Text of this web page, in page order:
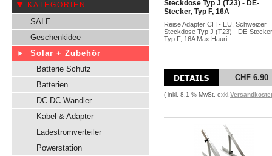
KATEGORIEN
SALE
Geschenkidee
Solar + Zubehör
Batterie Schutz
Batterien
DC-DC Wandler
Kabel & Adapter
Ladestromverteiler
Powerstation
Steckdose Typ J (T23) - DE-
Stecker, Typ F, 16A
Reise Adapter CH - EU, Schweizer
Steckdose Typ J (T23) - DE-
Typ F, 16A Max Hauri ...
CHF 6.90
( inkl. 8.1 % MwSt. exkl.